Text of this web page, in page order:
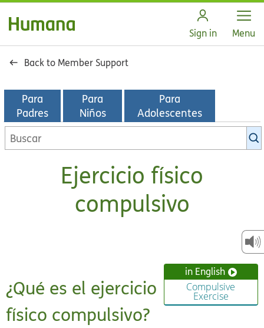
Sign in Open
Menu
Back to Member Support
Para
Padres
Para
Niños
Para
Adolescentes
Buscar
en
Ejercicio físico
compulsivo
in English
Compulsive
Exercise
¿Qué es el ejercicio
físico compulsivo?